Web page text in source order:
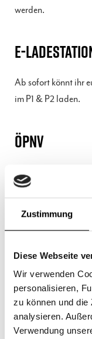
Zustimmung
Diese Webseite
Wir verwenden
personalisieren,
zu können und die
analysieren.
Verwendung
werden.
E-
Ab sofort könnt ihr
im P1 & P2 laden.
ÖPNV
Am schnellsten
Haltestellen
ZU FUSS
Zu Fuß erreicht ihr
Ecke
Straße/ Ecke